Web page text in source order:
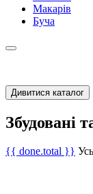
Макарів
Буча
Дивитися каталог
Збудовані
{{ done.total }}